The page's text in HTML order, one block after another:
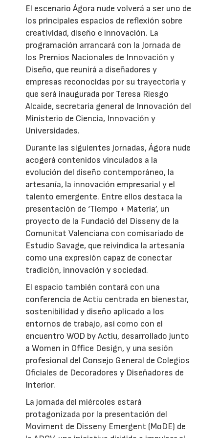
El escenario Ágora nude volverá a ser uno de
los principales espacios de reflexión sobre
creatividad, diseño e innovación. La
programación arrancará con la Jornada de
los Premios Nacionales de Innovación y
Diseño, que reunirá a diseñadores y
empresas reconocidas por su trayectoria y
que será inaugurada por Teresa Riesgo
Alcaide, secretaria general de Innovación del
Ministerio de Ciencia, Innovación y
Universidades.
Durante las siguientes jornadas, Ágora nude
acogerá contenidos vinculados a la
evolución del diseño contemporáneo, la
artesanía, la innovación empresarial y el
talento emergente. Entre ellos destaca la
presentación de ‘Tiempo + Materia’, un
proyecto de la Fundació del Disseny de la
Comunitat Valenciana con comisariado de
Estudio Savage, que reivindica la artesanía
como una expresión capaz de conectar
tradición, innovación y sociedad.
El espacio también contará con una
conferencia de Actiu centrada en bienestar,
sostenibilidad y diseño aplicado a los
entornos de trabajo, así como con el
encuentro WOD by Actiu, desarrollado junto
a Women in Office Design, y una sesión
profesional del Consejo General de Colegios
Oficiales de Decoradores y Diseñadores de
Interior.
La jornada del miércoles estará
protagonizada por la presentación del
Moviment de Disseny Emergent (MoDE) de